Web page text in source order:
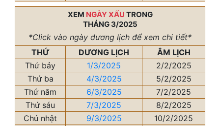
XEM NGÀY XẤU TRONG
THÁNG 3/2025
*Click vào ngày dương lịch để xem chi tiết*
THỨ
DƯƠNG LỊCH
ÂM LỊCH
Thứ bảy
1/3/2025
2/2/2025
Thứ ba
4/3/2025
5/2/2025
Thứ năm
6/3/2025
7/2/2025
Thứ sáu
7/3/2025
8/2/2025
Chủ nhật
9/3/2025
10/2/2025